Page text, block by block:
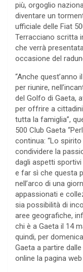
più, orgoglio
diventare un
ufficiale delle Fiat
Terracciano scritta
che verrà
occasione del
“Anche
per riunire,
del Golfo di Gaeta,
per offrire a
tutta la famiglia”,
500 Club Gaeta
continua: “Lo
condividere la
dagli aspetti
e far sì che questa
nell’arco di una
appassionati e
sia possibilità di
aree geografiche,
chi è a Gaeta il 14
quindi, per
Gaeta a partire
online la pagina